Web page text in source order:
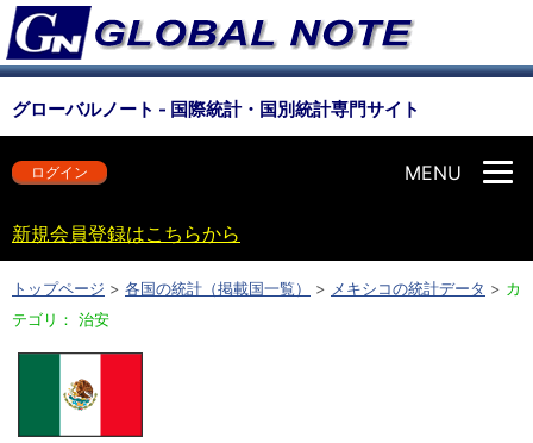
グローバルノート - 国際統計・国別統計専門サイト
MENU
ログイン
新規会員登録はこちらから
トップページ > 各国の統計（掲載国一覧） > メキシコの統計データ > カ
テゴリ： 治安